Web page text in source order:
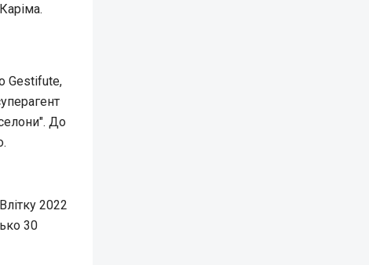
Gestifute,
До
2022
30